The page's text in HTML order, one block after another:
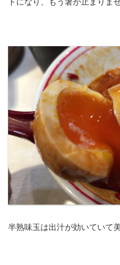
半熟味玉は出汁が効いていて